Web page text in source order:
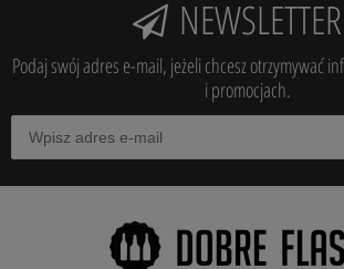
NEWSLETTER
Podaj swój adres e-mail, jeżeli chcesz otrzymywać
i promocjach.